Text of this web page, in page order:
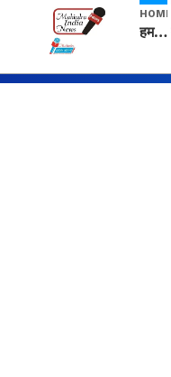
HOME
हम सनातनी..." सांसद kangana Ranaut से क्या बोली लड़की? Viral Jantar-Mantar | CJP protest